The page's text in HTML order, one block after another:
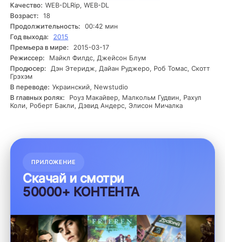
жертв. Однако с каждым делом Лив сталкивается с
новыми трудностями. Её зомби-природа становится
известной, и на неё начинают охотиться как преступники,
так и другие, кто стремится узнать о её способностях. В
то время как Лив пытается сохранить свою человечность,
она разыскивает таинственное убийство, которое может
изменить всё.
Качество: WEB-DLRip, WEB-DL
Возраст:
18
Продолжительность:
00:42 мин
Год выхода:
2015
Премьера в мире:
2015-03-17
Режиссер:
Майкл Филдс, Джейсон Блум
Продюсер:
Дэн Этеридж, Дайан Руджеро, Роб Томас, Скотт
Грэхэм
В переводе: Украинский, Newstudio
В главных ролях:
Роуз Макайвер, Малкольм Гудвин, Рахул
Коли, Роберт Бакли, Дэвид Андерс, Элисон Мичалка
ПРИЛОЖЕНИЕ
Скачай и смотри
50000+ КОНТЕНТА